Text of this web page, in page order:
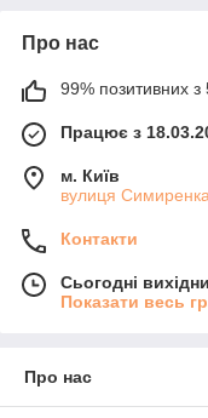
Про нас
99% позитивних з
Працює з
м. Київ
вулиця
Контакти
Сьогодні
Показати весь
Про нас